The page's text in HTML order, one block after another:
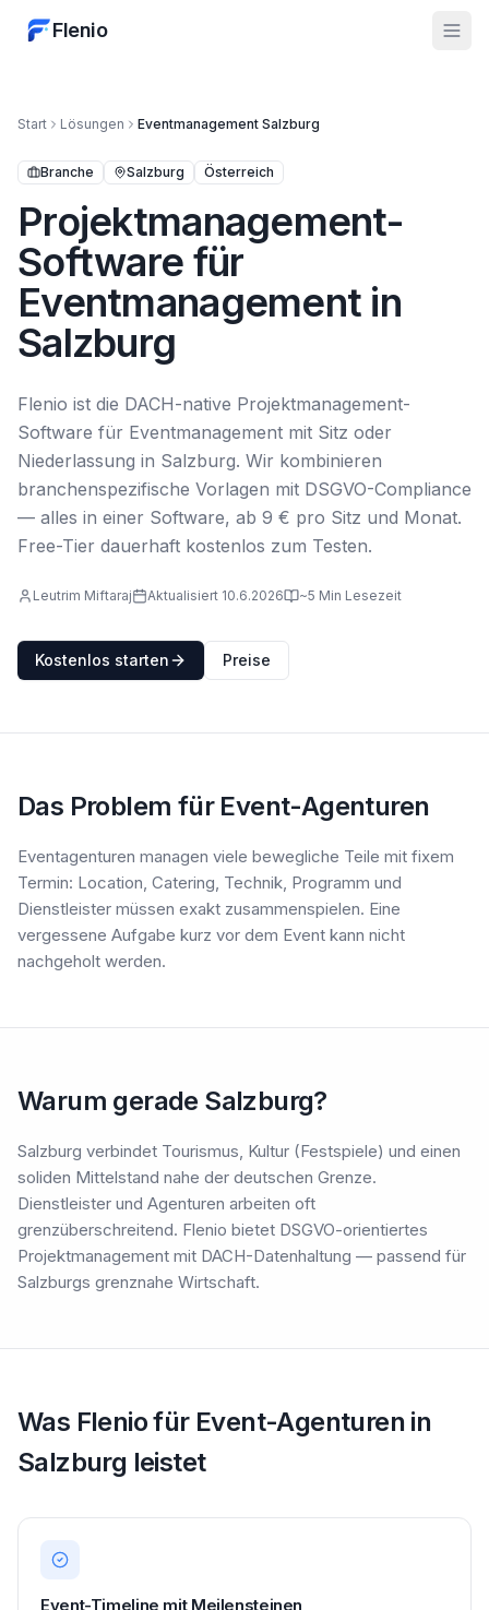
Flenio
Start Lösungen Eventmanagement Salzburg
Branche Salzburg Österreich
Projektmanagement-
Software für
Eventmanagement in
Salzburg
Flenio ist die DACH-native Projektmanagement-
Software für Eventmanagement mit Sitz oder
Niederlassung in Salzburg. Wir kombinieren
branchenspezifische Vorlagen mit DSGVO-Compliance
— alles in einer Software, ab 9 € pro Sitz und Monat.
Free-Tier dauerhaft kostenlos zum Testen.
Leutrim Miftaraj Aktualisiert 10.6.2026 ~5 Min Lesezeit
Kostenlos starten Preise
Das Problem für Event-Agenturen
Eventagenturen managen viele bewegliche Teile mit fixem
Termin: Location, Catering, Technik, Programm und
Dienstleister müssen exakt zusammenspielen. Eine
vergessene Aufgabe kurz vor dem Event kann nicht
nachgeholt werden.
Warum gerade Salzburg?
Salzburg verbindet Tourismus, Kultur (Festspiele) und einen
soliden Mittelstand nahe der deutschen Grenze.
Dienstleister und Agenturen arbeiten oft
grenzüberschreitend. Flenio bietet DSGVO-orientiertes
Projektmanagement mit DACH-Datenhaltung — passend für
Salzburgs grenznahe Wirtschaft.
Was Flenio für Event-Agenturen in
Salzburg leistet
Event-Timeline mit Meilensteinen